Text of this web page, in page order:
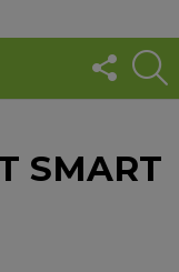
US
SMART